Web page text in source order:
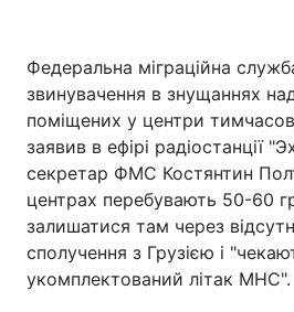
Федеральна міграційна
звинувачення в знущаннях
поміщених у центри
заявив в ефірі радіостанції
секретар ФМС Костянтин
центрах перебувають 50-60
залишатися там через
сполучення з Грузією і
укомплектований літак МНС".